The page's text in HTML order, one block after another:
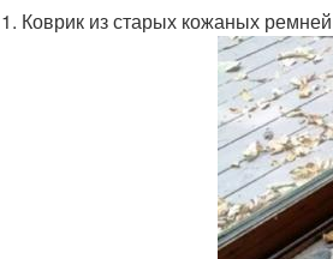
1. Коврик из старых кожаных ремней